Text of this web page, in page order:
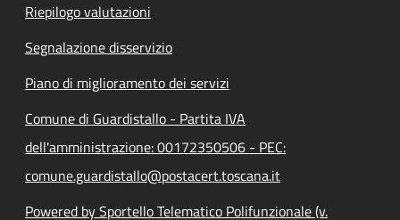
Riepilogo valutazioni
Segnalazione disservizio
Piano di miglioramento dei servizi
Comune di Guardistallo - Partita IVA
dell'amministrazione: 00172350506 - PEC:
comune.guardistallo@postacert.toscana.it
Powered by Sportello Telematico Polifunzionale (v.